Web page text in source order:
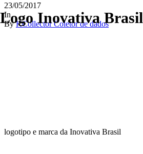
Logo Inovativa Brasil
23/05/2017
In
ByKCollector Coletor de dados
logotipo e marca da Inovativa Brasil